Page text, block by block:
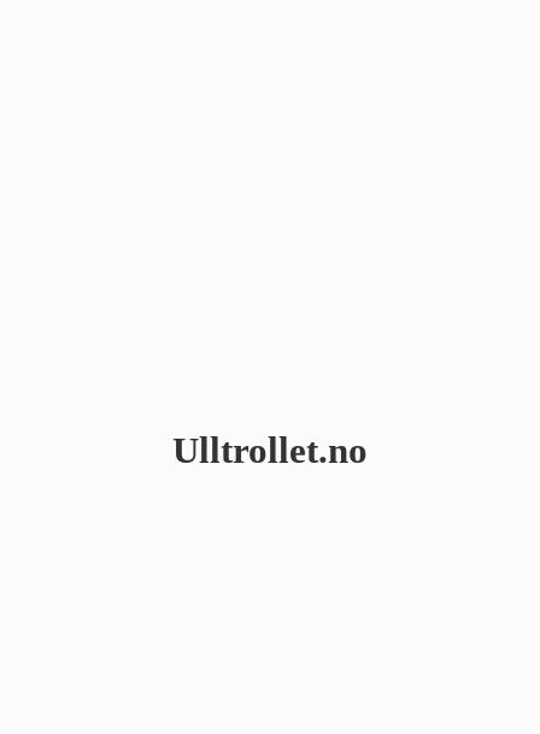
Ulltrollet.no